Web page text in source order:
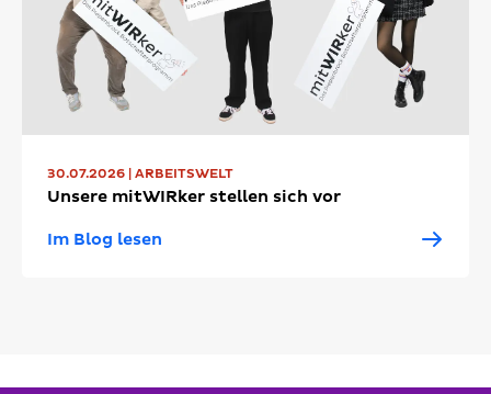
30.07.2026 | ARBEITSWELT
Unsere mitWIRker stellen sich vor
Im Blog lesen